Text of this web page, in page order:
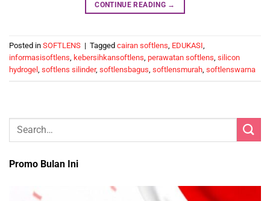
CONTINUE READING →
Posted in SOFTLENS | Tagged cairan softlens EDUKASI
informasisoftlens kebersihkansoftlens perawatan softlens silicon
hydrogel softlens silinder, softlensbagus softlensmurah softlenswarna
Promo Bulan Ini